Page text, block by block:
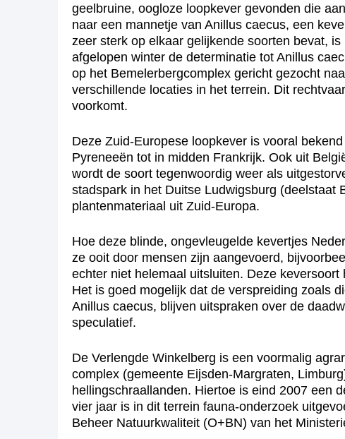
geelbruine, oogloze loopkever gevonden die
naar een mannetje van Anillus caecus, een
zeer sterk op elkaar gelijkende soorten bevat,
afgelopen winter de determinatie tot Anillus
op het Bemelerbergcomplex gericht gezocht
verschillende locaties in het terrein. Dit
voorkomt.
Deze Zuid-Europese loopkever is vooral
Pyreneeën tot in midden Frankrijk. Ook uit
wordt de soort tegenwoordig weer als
stadspark in het Duitse Ludwigsburg (deelstaat
plantenmateriaal uit Zuid-Europa.
Hoe deze blinde, ongevleugelde kevertjes
ze ooit door mensen zijn aangevoerd,
echter niet helemaal uitsluiten. Deze
Het is goed mogelijk dat de verspreiding zoals
Anillus caecus, blijven uitspraken over de
speculatief.
De Verlengde Winkelberg is een voormalig
complex (gemeente Eijsden-Margraten,
hellingschraallanden. Hiertoe is eind 2007 een
vier jaar is in dit terrein fauna-onderzoek
Beheer Natuurkwaliteit (O+BN) van het